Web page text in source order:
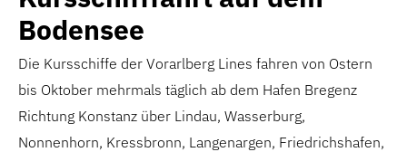
Bodensee
Die Kursschiffe der Vorarlberg Lines fahren von Ostern
bis Oktober mehrmals täglich ab dem Hafen Bregenz
Richtung Konstanz über Lindau, Wasserburg,
Nonnenhorn, Kressbronn, Langenargen, Friedrichshafen,